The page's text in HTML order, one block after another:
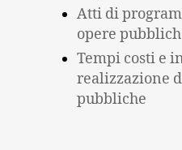
Atti di
opere
Tempi costi e
realizzazione
pubbliche